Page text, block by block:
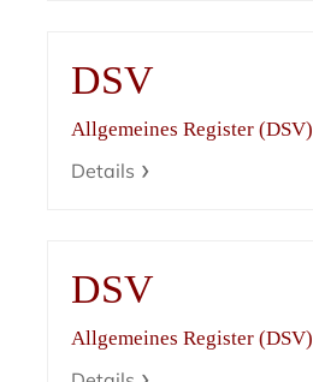
DSV
Allgemeines Register (DSV)
Details
DSV
Allgemeines Register (DSV)